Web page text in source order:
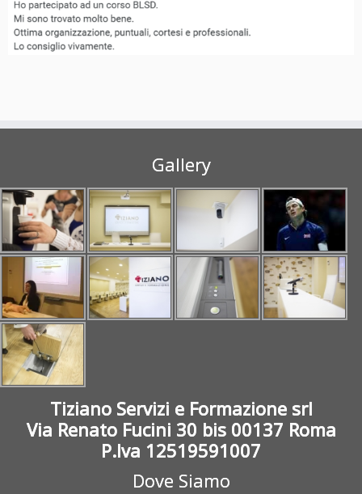
Gallery
Tiziano Servizi e Formazione srl
Via Renato Fucini 30 bis 00137 Roma
P.Iva 12519591007
Dove Siamo